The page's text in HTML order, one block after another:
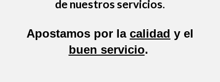
de nuestros servicios.
Apostamos por la calidad y el
buen servicio.